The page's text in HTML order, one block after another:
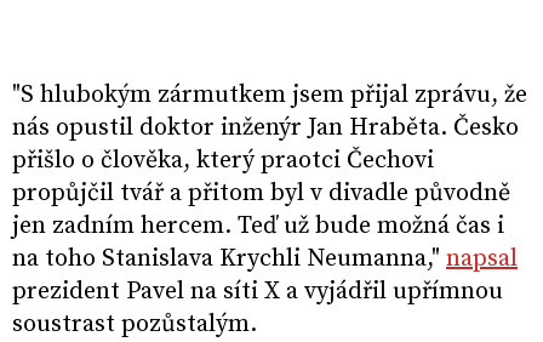
"S hlubokým zármutkem jsem přijal zprávu, že
nás opustil doktor inženýr Jan Hraběta. Česko
přišlo o člověka, který praotci Čechovi
propůjčil tvář a přitom byl v divadle původně
jen zadním hercem. Teď už bude možná čas i
na toho Stanislava Krychli Neumanna," napsal
prezident Pavel na síti X a vyjádřil upřímnou
soustrast pozůstalým.